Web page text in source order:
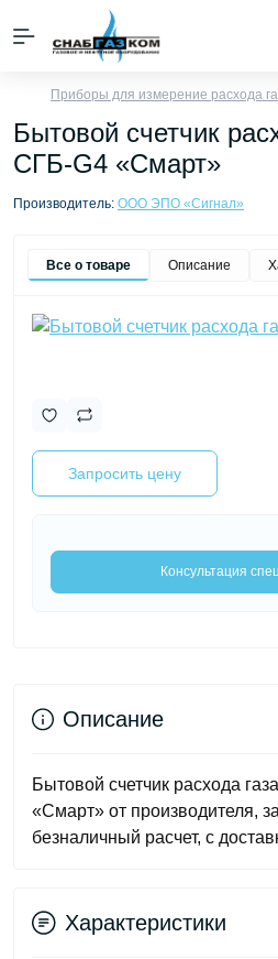
Приборы для измерение расхода
Бытовой счетчик
СГБ-G4 «Смарт»
Производитель: ООО ЭПО «Сигнал»
Все о товаре Описание
Запросить цену
Консультация
Описание
Бытовой счетчик расхода
«Смарт» от производителя,
безналичный расчет, с
Характеристики